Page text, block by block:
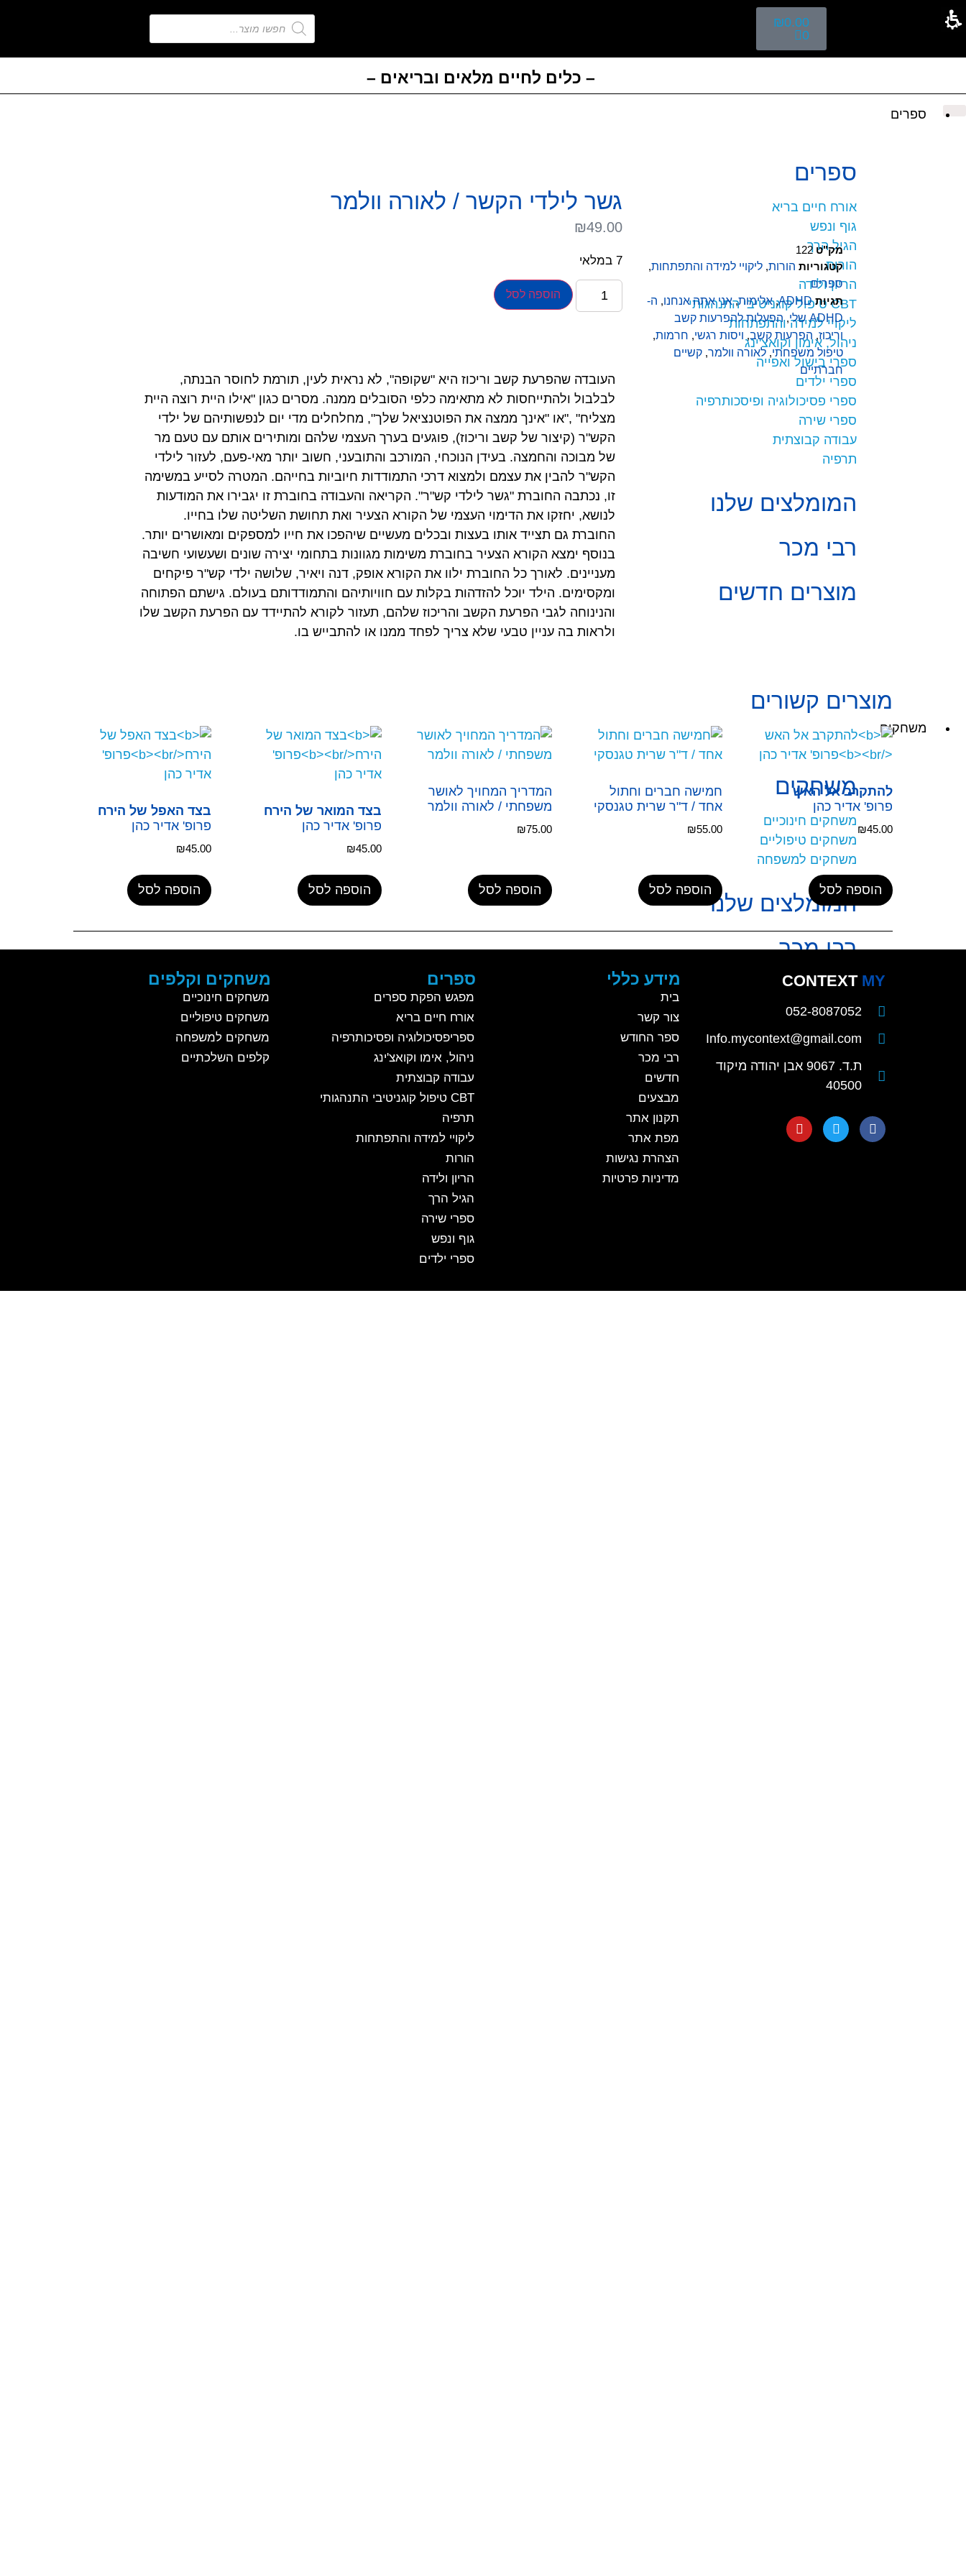
₪0.00
0
– כלים לחיים מלאים ובריאים –
ספרים
ספרים
אורח חיים בריא
גוף ונפש
הגיל הרך
הורות
הריון ולידה
CBT טיפול קוגניטיבי התנהגותי
ליקויי למידה והתפתחות
ניהול, אימון וקואצ'ינג
ספרי בישול ואפייה
ספרי ילדים
ספרי פסיכולוגיה ופיסכותרפיה
ספרי שירה
עבודה קבוצתית
תרפיה
המומלצים שלנו
רבי מכר
מוצרים חדשים
משחקים
משחקים
משחקים חינוכיים
משחקים טיפוליים
משחקים למשפחה
המומלצים שלנו
רבי מכר
מוצרים חדשים
קלפים השלכתיים
מק"ט122
קטגוריות הורות,ליקויי למידה והתפתחות,
ספרים
תגיות ADHD
,אלימות,אני אתה אנחנו, ה-
ADHD שלי
,הפעלות להפרעות קשב
וריכוז, הפרעות קשב, ויסות רגשי, חרמות,
טיפול משפחתי,לאורה וולמר,קשיים
חברתיים
גשר לילדי הקשר / לאורה וולמר
₪49.00
7 במלאי
הוספה לסל
העובדה שהפרעת קשב וריכוז היא "שקופה", לא נראית לעין, תורמת לחוסר הבנתה,
לבלבול ולהתייחסות לא מתאימה כלפי הסובלים ממנה. מסרים כגון "אילו היית רוצה היית
מצליח" ",או "אינך ממצה את הפוטנציאל שלך", מחלחלים מדי יום לנפשותיהם של ילדי
הקש"ר (קיצור של קשב וריכוז), פוגעים בערך העצמי שלהם ומותירים אותם עם טעם מר
של מבוכה והחמצה. בעידן הנוכחי, המורכב והתובעני, חשוב יותר מאי-פעם, לעזור לילדי
הקש"ר להבין את עצמם ולמצוא דרכי התמודדות חיוביות בחייהם. המטרה לסייע במשימה
זו, נכתבה החוברת"גשר לילדי קש"ר". הקריאה והעבודה בחוברת זו יגבירו את המודעות
לנושא, יחזקו את הדימוי העצמי של הקורא הצעיר ואת תחושת השליטה שלו בחייו.
החוברת גם תצייד אותו בעצות ובכלים מעשיים שיהפכו את חייו למספקים ומאושרים יותר.
בנוסף ימצא הקורא הצעיר בחוברת משימות מגוונות בתחומי יצירה שונים ושעשועי חשיבה
מעניינים. לאורך כל החוברת ילוו את הקורא אופק, דנה ויאיר, שלושה ילדי קש"ר פיקחים
ומקסימים. הילד יוכל להזדהות בקלות עם חוויותיהם והתמודדותם בעולם. גישתם הפתוחה
והנינוחה לגבי הפרעת הקשב והריכוז שלהם, תעזור לקורא להתיידד עם הפרעת הקשב שלו
ולראות בה עניין טבעי שלא צריך לפחד ממנו או להתבייש בו.
מוצרים קשורים
להתקרב אל האש
פרופ' אדיר כהן
₪45.00
הוספה לסל
חמישה חברים וחתול
אחד / ד"ר שרית טגנסקי
₪55.00
הוספה לסל
המדריך המחויך לאושר
משפחתי / לאורה וולמר
₪75.00
הוספה לסל
בצד המואר של הירח
פרופ' אדיר כהן
₪45.00
הוספה לסל
בצד האפל של הירח
פרופ' אדיר כהן
₪45.00
הוספה לסל
CONTEXT MY
052-8087052
Info.mycontext@gmail.com
ת.ד. 9067 אבן יהודה מיקוד
40500
מידע כללי
בית
צור קשר
ספר החודש
רבי מכר
חדשים
מבצעים
תקנון אתר
מפת אתר
הצהרת נגישות
מדיניות פרטיות
ספרים
מפגש הפקת ספרים
אורח חיים בריא
ספריפסיכולוגיה ופסיכותרפיה
ניהול, אימו וקואצ'ינג
עבודה קבוצתית
CBT טיפול קוגניטיבי התנהגותי
תרפיה
ליקויי למידה והתפתחות
הורות
הריון ולידה
הגיל הרך
ספרי שירה
גוף ונפש
ספרי ילדים
משחקים וקלפים
משחקים חינוכיים
משחקים טיפוליים
משחקים למשפחה
קלפים השלכתיים